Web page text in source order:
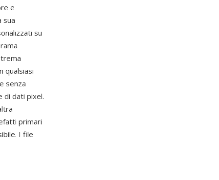
e
sua
su
qualsiasi
senza
di dati pixel.
primari
I file